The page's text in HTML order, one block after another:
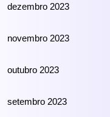
dezembro 2023
novembro 2023
outubro 2023
setembro 2023